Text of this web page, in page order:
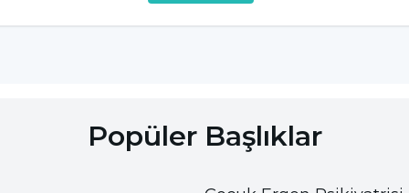
Popüler Başlıklar